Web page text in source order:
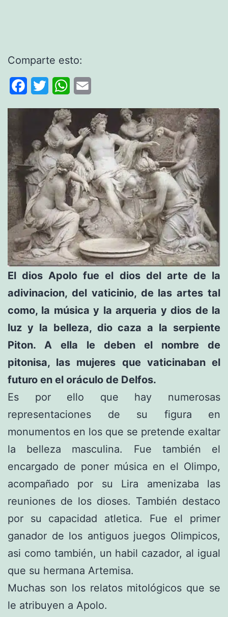
Comparte esto:
Facebook
Twitter WhatsApp
El dios Apolo fue el dios del arte de la
adivinacion, del vaticinio, de las artes tal
como, la música y la arqueria y dios de la
luz y la belleza, dio caza a la serpiente
Piton. A ella le deben el nombre de
pitonisa, las mujeres que vaticinaban el
futuro en el oráculo de Delfos.
Es por ello que hay numerosas
representaciones de su figura en
monumentos en los que se pretende exaltar
la belleza masculina. Fue también el
encargado de poner música en el Olimpo,
acompañado por su Lira amenizaba las
reuniones de los dioses. También destaco
por su capacidad atletica. Fue el primer
ganador de los antiguos juegos Olimpicos,
asi como también, un habil cazador, al igual
que su hermana Artemisa.
Muchas son los relatos mitológicos que se
le atribuyen a Apolo.